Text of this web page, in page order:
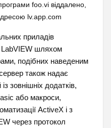
foo.vi віддалено,
lv.app.com
приладів
LabVIEW шляхом
подібних наведеним
також надає
зовнішніх додатків,
або макроси,
ActiveX і з
через протокол